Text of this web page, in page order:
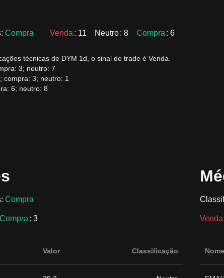
Compra Venda : 11 Neutro: 8 Compra : 6
técnicas de DYM 1d, o sinal de trade é Venda.
3; neutro: 7
compra: 3; neutro: 1
6; neutro: 8
Compra
Compra : 3
Valor Classificação
Venda
Nome